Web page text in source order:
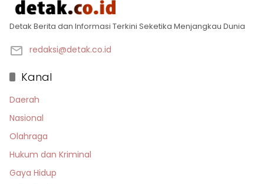
Detak Berita dan Informasi Terkini Seketika Menjangkau Dunia
redaksi@detak.co.id
Kanal
Daerah
Nasional
Olahraga
Hukum dan Kriminal
Gaya Hidup